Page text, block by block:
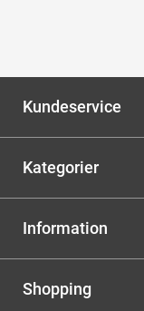
Kundeservice
Kategorier
Information
Shopping